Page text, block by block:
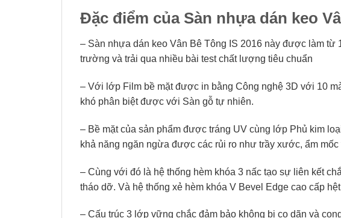
Đặc điểm của Sàn nhựa dán keo
– Sàn nhựa dán keo Vân Bê Tông IS 2016 này được làm
trường và trải qua nhiều bài test chất lượng tiêu chuẩn
– Với lớp Film bề mặt được in bằng Công nghệ 3D với 10
khó phân biệt được với Sàn gỗ tự nhiên.
– Bề mặt của sản phẩm được tráng UV cùng lớp Phủ kim
khả năng ngăn ngừa được các rủi ro như trầy xước, ẩm mốc
– Cùng với đó là hệ thống hèm khóa 3 nấc tạo sự liên kết
tháo dỡ. Và hệ thống xẻ hèm khóa V Bevel Edge cao cấp
– Cấu trúc 3 lớp vững chắc đảm bảo không bị co dãn và